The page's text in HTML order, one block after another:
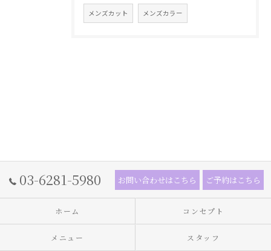
メンズカット メンズカラー
03-6281-5980 お問い合わせはこちら ご予約はこちら
ホーム コンセプト
メニュー スタッフ